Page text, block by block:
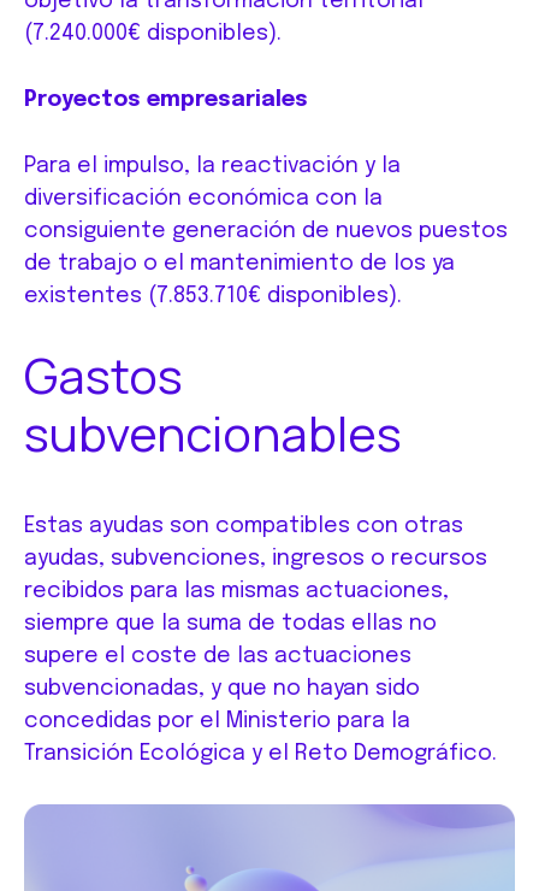
(7.240.000€ disponibles).
Proyectos empresariales
Para el impulso, la reactivación y la
diversificación económica con la
consiguiente generación de nuevos puestos
de trabajo o el mantenimiento de los ya
existentes (7.853.710€ disponibles).
Gastos
subvencionables
Estas ayudas son compatibles con otras
ayudas, subvenciones, ingresos o recursos
recibidos para las mismas actuaciones,
siempre que la suma de todas ellas no
supere el coste de las actuaciones
subvencionadas, y que no hayan sido
concedidas por el Ministerio para la
Transición Ecológica y el Reto Demográfico.